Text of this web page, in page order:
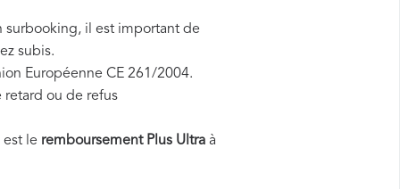
surbooking, il est important de
subis.
Européenne CE 261/2004.
retard ou de refus
le remboursement Plus Ultra à